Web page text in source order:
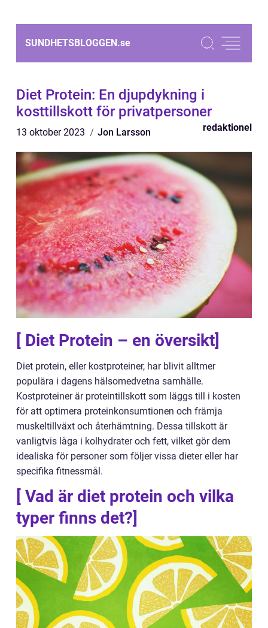
SUNDHETSBLOGGEN.se
Diet Protein: En djupdykning i
kosttillskott för privatpersoner
13 oktober 2023 Jon Larsson redaktionel
[ Diet Protein – en översikt]
Diet protein, eller kostproteiner, har blivit alltmer
populära i dagens hälsomedvetna samhälle.
Kostproteiner är proteintillskott som läggs till i kosten
för att optimera proteinkonsumtionen och främja
muskeltillväxt och återhämtning. Dessa tillskott är
vanligtvis låga i kolhydrater och fett, vilket gör dem
idealiska för personer som följer vissa dieter eller har
specifika fitnessmål.
[ Vad är diet protein och vilka
typer finns det?]